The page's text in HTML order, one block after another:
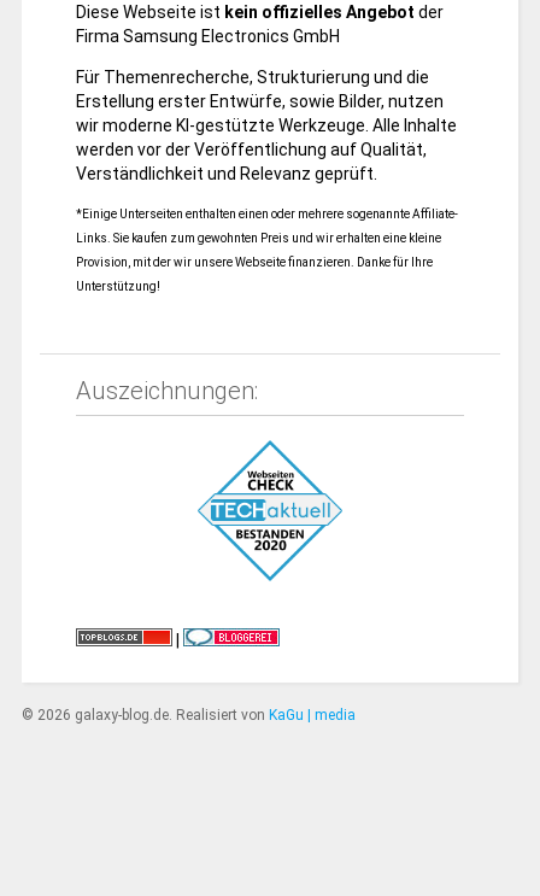
Diese Webseite ist kein offizielles Angebot der
Firma Samsung Electronics GmbH
Für Themenrecherche, Strukturierung und die
Erstellung erster Entwürfe, sowie Bilder, nutzen
wir moderne KI-gestützte Werkzeuge. Alle Inhalte
werden vor der Veröffentlichung auf Qualität,
Verständlichkeit und Relevanz geprüft.
*Einige Unterseiten enthalten einen oder mehrere sogenannte Affiliate-
Links. Sie kaufen zum gewohnten Preis und wir erhalten eine kleine
Provision, mit der wir unsere Webseite finanzieren. Danke für Ihre
Unterstützung!
Auszeichnungen:
© 2026 galaxy-blog.de. Realisiert von KaGu | media